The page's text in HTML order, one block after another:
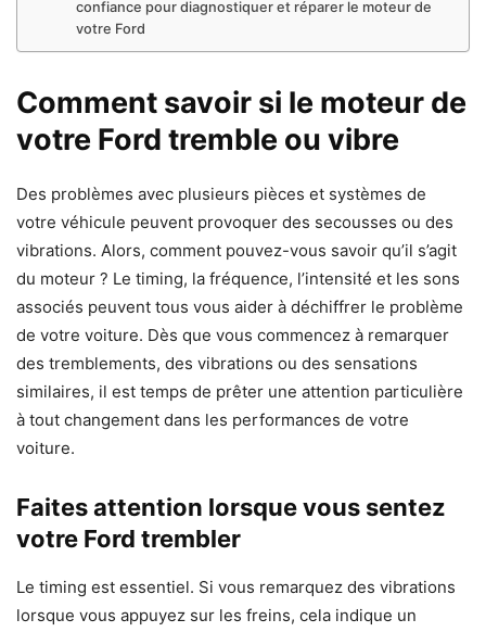
confiance pour diagnostiquer et réparer le moteur de
votre Ford
Comment savoir si le moteur de
votre Ford tremble ou vibre
Des problèmes avec plusieurs pièces et systèmes de
votre véhicule peuvent provoquer des secousses ou des
vibrations. Alors, comment pouvez-vous savoir qu’il s’agit
du moteur ? Le timing, la fréquence, l’intensité et les sons
associés peuvent tous vous aider à déchiffrer le problème
de votre voiture. Dès que vous commencez à remarquer
des tremblements, des vibrations ou des sensations
similaires, il est temps de prêter une attention particulière
à tout changement dans les performances de votre
voiture.
Faites attention lorsque vous sentez
votre Ford trembler
Le timing est essentiel. Si vous remarquez des vibrations
lorsque vous appuyez sur les freins, cela indique un